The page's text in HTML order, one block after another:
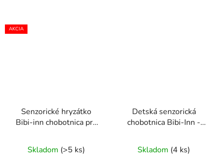
AKCIA
Senzorické hryzátko
Bibi-inn chobotnica pre
Skladom (>5 ks)
Detská senzorická
chobotnica Bibi-Inn -
červená
Skladom (4 ks)